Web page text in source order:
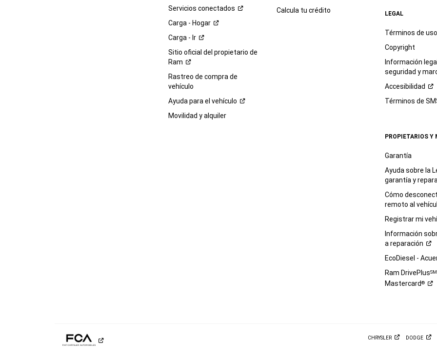
Servicios conectados
Carga - Hogar
Carga - Ir
Sitio oficial del propietario de
Ram
Rastreo de compra de
vehículo
Ayuda para el vehículo
Movilidad y alquiler
Calcula tu crédito
LEGAL
Términos de uso
Copyright
Información
seguridad y
Accesibilidad
Términos de
PROPIETARIOS Y
Garantía
Ayuda sobre la
garantía y
Cómo
remoto al
Registrar mi
Información
areparación
EcoDiesel -
Ram DrivePlusSM
Mastercard®
CHRYSLER DODGE